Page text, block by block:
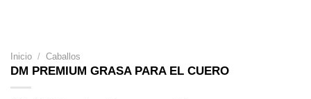
Inicio / Caballos
DM PREMIUM GRASA PARA EL CUERO